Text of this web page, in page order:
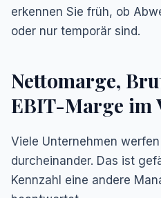
erkennen Sie früh, ob
oder nur temporär sind.
Nettomarge,
EBIT-Marge im
Viele Unternehmen
durcheinander. Das ist
Kennzahl eine andere